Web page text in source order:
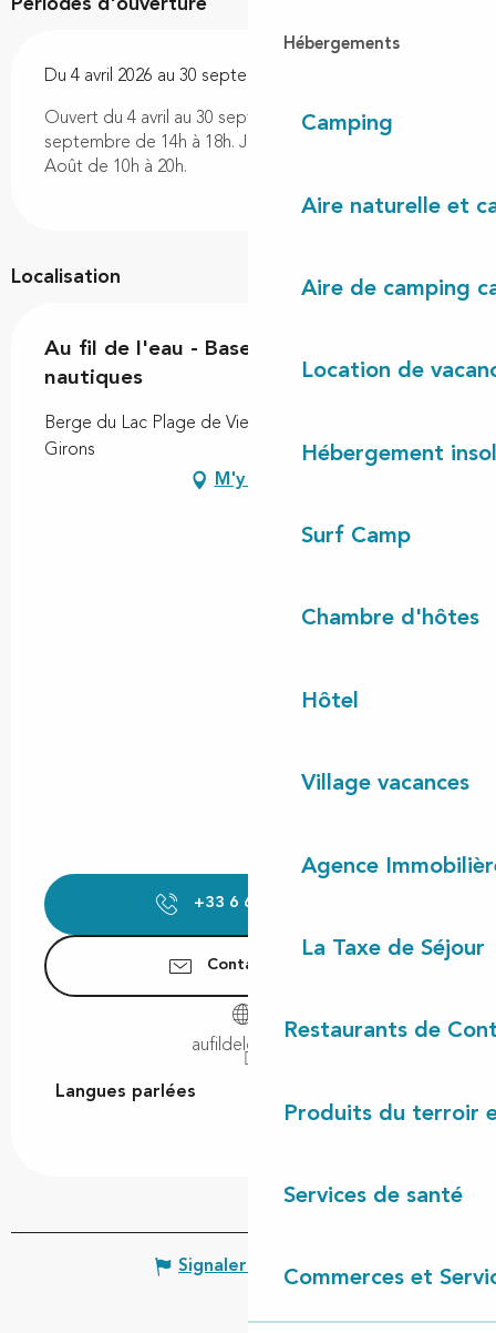
Hébergements
Camping
Aire naturelle et
Aire de camping
Location de
Hébergement
Surf Camp
Chambre d'hôtes
Hôtel
Village vacances
Agence
La Taxe de Séjour
Restaurants de
Produits du terroir
Services de santé
Commerces et
Périodes d'ouverture
Du 4 avril 2026 au 30 septembre 2026
Ouvert du 4 avril au 30 septembre. Avril, mai, juin,
septembre de 14h à 18h. Juillet de 10h à 19h.
Août de 10h à 20h.
Localisation
Au fil de l'eau - Base de loisirs
nautiques
Berge du Lac Plage de Vielle, 40560 Vielle-Saint-
Girons
M'y rendre
+33 6 62 69 88
Contactez-nous
aufildeleau40.fr
Langues parlées
Langues parlées
Signaler une erreur